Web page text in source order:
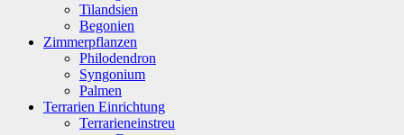
Tilandsien
Begonien
Zimmerpflanzen
Philodendron
Syngonium
Palmen
Terrarien Einrichtung
Terrarieneinstreu